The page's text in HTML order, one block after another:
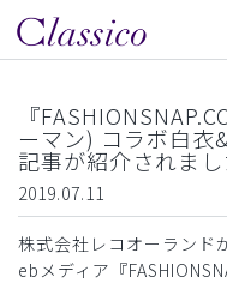
『
ーマン) コラボ白衣
記事が紹介されまし
2019.07.11
株式会社レコオーランド
ebメディア『